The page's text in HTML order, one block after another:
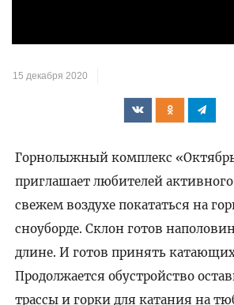
видео
15 декабря 2020
Горнолыжный комплекс
приглашает любителей
свежем воздухе покататься на
сноуборде. Склон готов
длине. И готов принять
Продолжается обустройство
трассы и горки для катания на